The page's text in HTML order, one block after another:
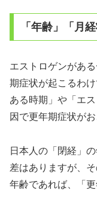
「年齢」「月
エストロゲンがあ
期症状が起こるわ
ある時期」や「エ
因で更年期症状がお
日本人の「閉経」
差はありますが、
年齢であれば、「